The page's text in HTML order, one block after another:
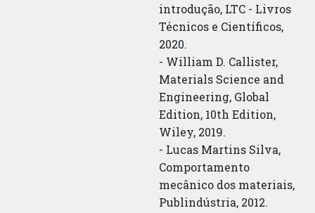
introdução, LTC - Livros
Técnicos e Científicos,
2020.
- William D. Callister,
Materials Science and
Engineering, Global
Edition, 10th Edition,
Wiley, 2019.
- Lucas Martins Silva,
Comportamento
mecânico dos materiais,
Publindústria, 2012.